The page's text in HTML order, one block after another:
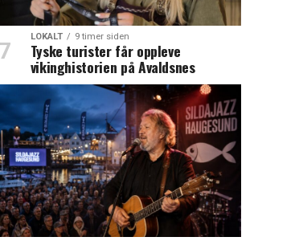
LOKALT 9 timer siden
Tyske turister får oppleve
vikinghistorien på Avaldsnes